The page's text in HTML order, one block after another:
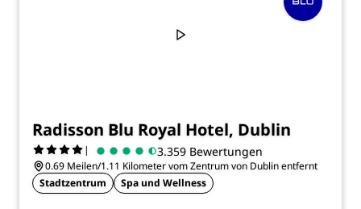
Radisson Blu Royal Hotel, Dublin
| 3.359 Bewertungen
0.69 Meilen/1.11 Kilometer vom Zentrum von Dublin entfernt
Stadtzentrum
Spa und Wellness